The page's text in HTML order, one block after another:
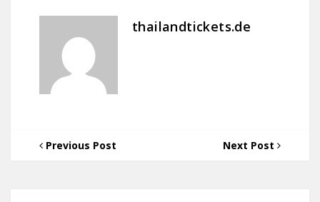
thailandtickets.de
Previous Post Next Post